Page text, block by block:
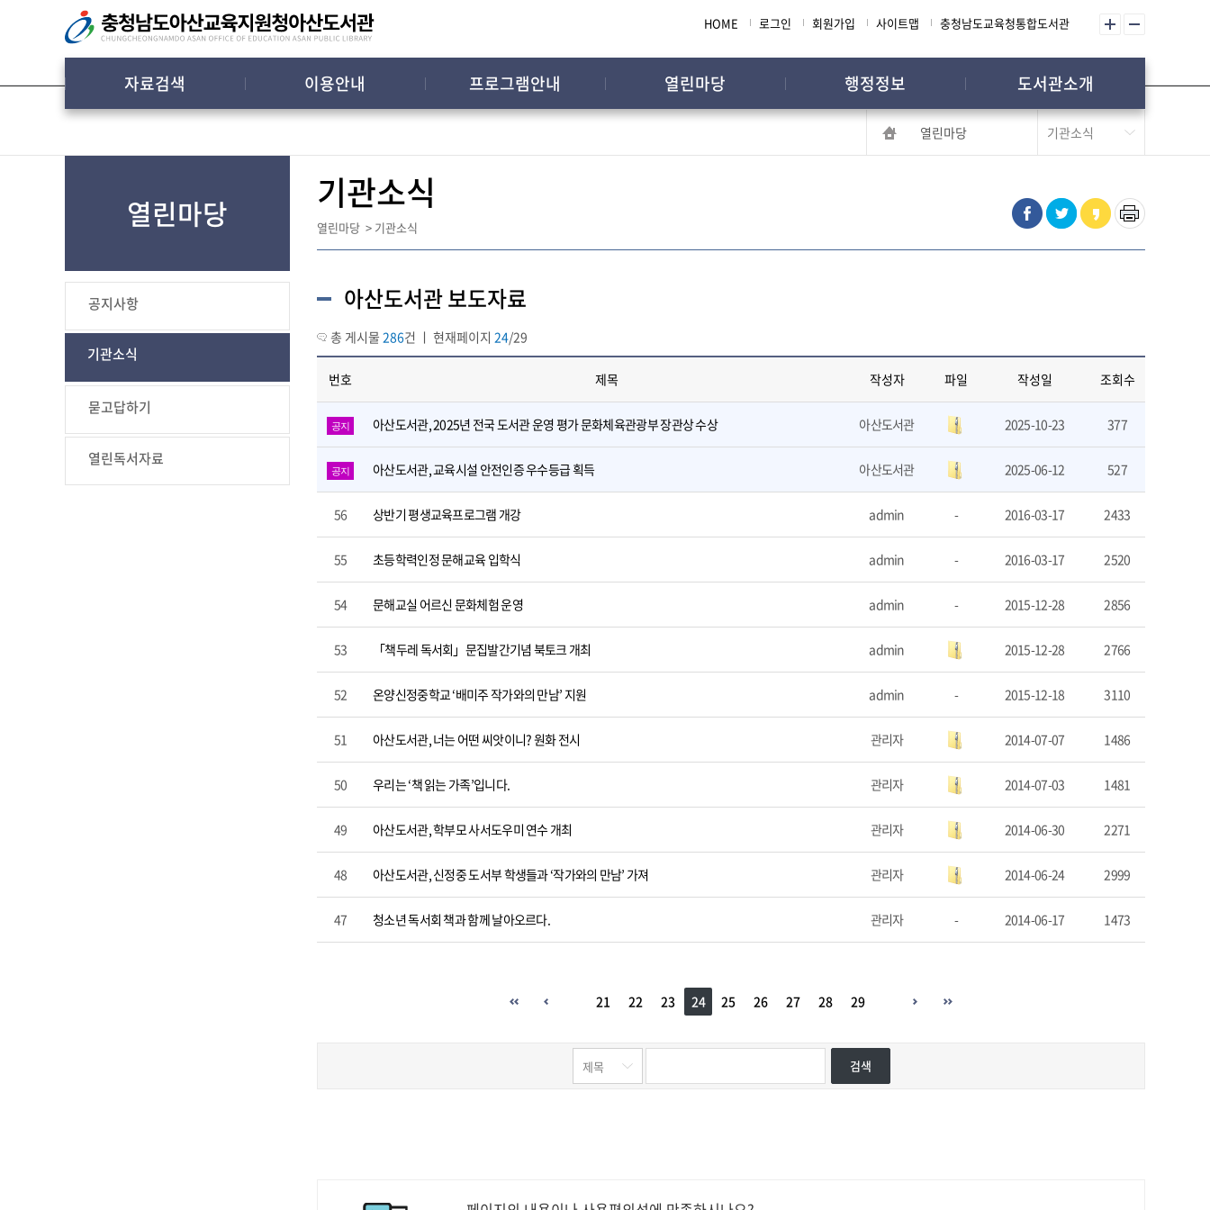
콘텐츠 바로가기
HOME 로그인 회원가입 사이트맵 충청남도교육청통합도서관
자료검색 이용안내 프로그램안내 열린마당 행정정보 도서관소개
열린마당
열린마당
공지사항
기관소식
묻고답하기
열린독서자료
기관소식
열린마당 > 기관소식
아산도서관 보도자료
총 게시물 286건 ㅣ 현재페이지 24/29
번호 제목 작성자 파일 작성일 조회수
공지 아산도서관, 2025년 전국 도서관 운영 평가 문화체육관광부 장관상 수상 아산도서관 2025-10-23 377
공지 아산도서관, 교육시설 안전인증 우수등급 획득 아산도서관 2025-06-12 527
56 상반기 평생교육프로그램 개강 admin - 2016-03-17 2433
55 초등학력인정 문해교육 입학식 admin - 2016-03-17 2520
54 문해교실 어르신 문화체험 운영 admin - 2015-12-28 2856
53 「책두레 독서회」문집발간기념 북토크 개최 admin 2015-12-28 2766
52 온양신정중학교 ‘배미주 작가와의 만남’ 지원 admin - 2015-12-18 3110
51 아산도서관, 너는 어떤 씨앗이니? 원화 전시 관리자 2014-07-07 1486
50 우리는 ‘책 읽는 가족’입니다. 관리자 2014-07-03 1481
49 아산도서관, 학부모 사서도우미 연수 개최 관리자 2014-06-30 2271
48 아산도서관, 신정중 도서부 학생들과 ‘작가와의 만남’ 가져 관리자 2014-06-24 2999
47 청소년 독서회 책과 함께 날아오르다. 관리자 - 2014-06-17 1473
21 22 23 24 25 26 27 28 29